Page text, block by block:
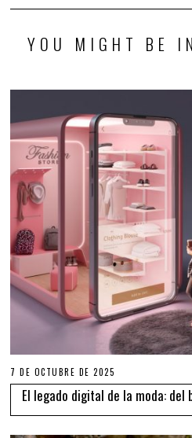
YOU MIGHT BE
7 DE OCTUBRE DE 2025
El legado digital de la moda: